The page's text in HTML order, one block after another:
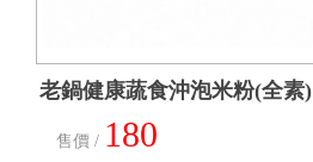
老鍋健康蔬食沖泡米粉(全素)
售價 / 180